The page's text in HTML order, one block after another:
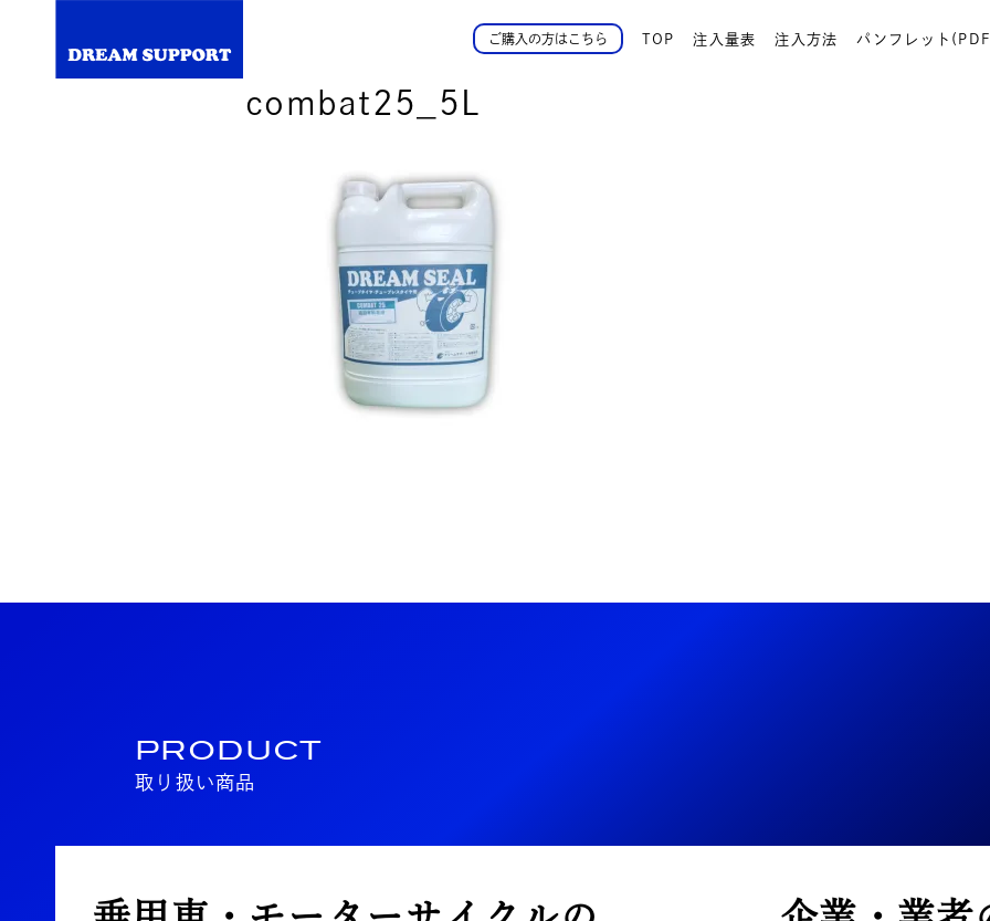
ご購入の方はこちら TOP 注入量表 注入方法 パンフレット
combat25_5L
PRODUCT
取り扱い商品